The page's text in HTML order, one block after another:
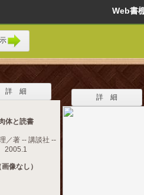
Web
詳 細
体と読書
／著 -- 講談社 --
2005.1
画像なし）
詳 細